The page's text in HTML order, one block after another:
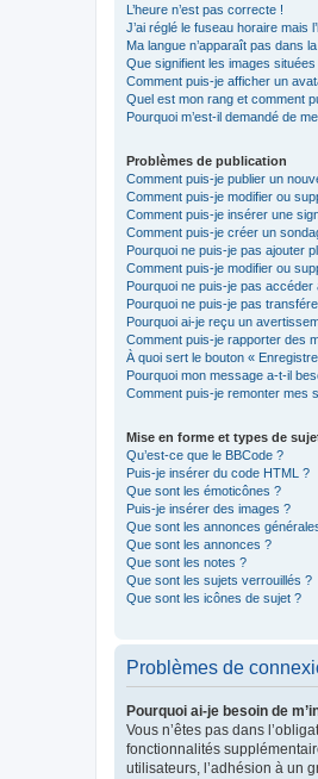
L’heure n’est pas correcte !
J’ai réglé le fuseau horaire mais
Ma langue n’apparaît pas dans
Que signifient les images
Comment puis-je afficher un
Quel est mon rang et comment
Pourquoi m’est-il demandé de
Problèmes de publication
Comment puis-je publier un
Comment puis-je modifier ou
Comment puis-je insérer une
Comment puis-je créer un
Pourquoi ne puis-je pas ajouter
Comment puis-je modifier ou
Pourquoi ne puis-je pas accéder
Pourquoi ne puis-je pas
Pourquoi ai-je reçu un
Comment puis-je rapporter des
À quoi sert le bouton «
Pourquoi mon message a-t-il
Comment puis-je remonter mes
Mise en forme et types de
Qu’est-ce que le BBCode ?
Puis-je insérer du code HTML ?
Que sont les émoticônes ?
Puis-je insérer des images ?
Que sont les annonces
Que sont les annonces ?
Que sont les notes ?
Que sont les sujets verrouillés ?
Que sont les icônes de sujet ?
Problèmes de
Pourquoi ai-je besoin de
Vous n’êtes pas dans
fonctionnalités
utilisateurs, l’adhésion à un